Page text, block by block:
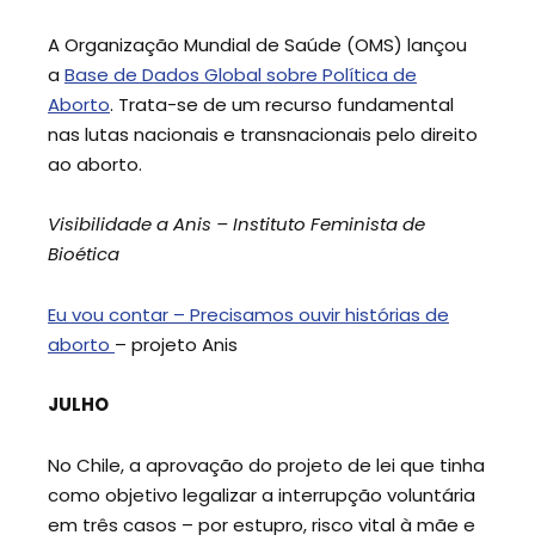
A Organização Mundial de Saúde (OMS) lançou
a Base de Dados Global sobre Política de
Aborto. Trata-se de um recurso fundamental
nas lutas nacionais e transnacionais pelo direito
ao aborto.
Visibilidade a Anis – Instituto Feminista de
Bioética
Eu vou contar – Precisamos ouvir histórias de
aborto – projeto Anis
JULHO
No Chile, a aprovação do projeto de lei que tinha
como objetivo legalizar a interrupção voluntária
em três casos – por estupro, risco vital à mãe e